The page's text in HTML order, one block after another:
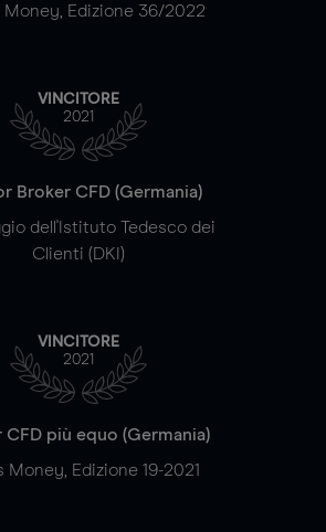
Money, Edizione 36/2022
VINCITORE
2021
Broker CFD (Germania)
dell'Istituto Tedesco dei
Clienti (DKI)
VINCITORE
2021
CFD più equo (Germania)
Money, Edizione 19-2021